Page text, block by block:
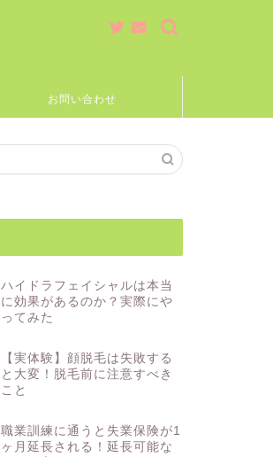
お問い合わせ
ハイドラフェイシャルは本当
に効果があるのか？実際にや
ってみた
【実体験】顔脱毛は失敗する
と大変！脱毛前に注意すべき
こと
職業訓練に通うと失業保険が1
ヶ月延長される！延長可能な